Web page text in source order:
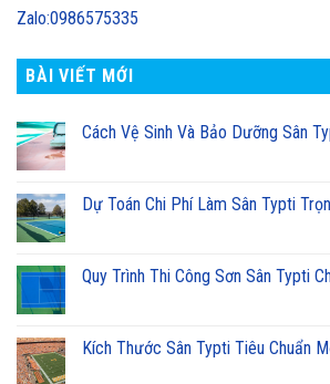
Zalo:0986575335
BÀI VIẾT MỚI
Cách Vệ Sinh Và Bảo Dưỡng Sân
Dự Toán Chi Phí Làm Sân Typti
Quy Trình Thi Công Sơn Sân Typti
Kích Thước Sân Typti Tiêu Chuẩn